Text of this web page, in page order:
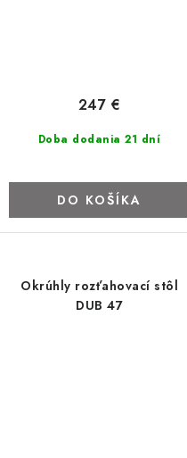
Doba dodania 21 dní
247 €
DO KOŠÍKA
Okrúhly rozťahovací stôl
DUB 47